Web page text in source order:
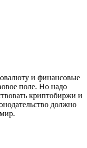
и финансовые
поле. Но надо
криптобиржи и
должно